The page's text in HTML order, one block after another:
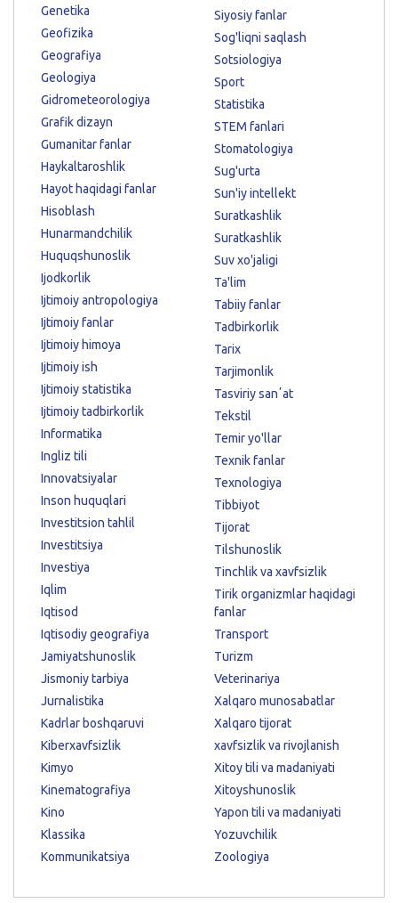
Genetika
Geofizika
Geografiya
Geologiya
Gidrometeorologiya
Grafik dizayn
Gumanitar fanlar
Haykaltaroshlik
Hayot haqidagi fanlar
Hisoblash
Hunarmandchilik
Huquqshunoslik
Ijodkorlik
Ijtimoiy antropologiya
Ijtimoiy fanlar
Ijtimoiy himoya
Ijtimoiy ish
Ijtimoiy statistika
Ijtimoiy tadbirkorlik
Informatika
Ingliz tili
Innovatsiyalar
Inson huquqlari
Investitsion tahlil
Investitsiya
Investiya
Iqlim
Iqtisod
Iqtisodiy geografiya
Jamiyatshunoslik
Jismoniy tarbiya
Jurnalistika
Kadrlar boshqaruvi
Kiberxavfsizlik
Kimyo
Kinematografiya
Kino
Klassika
Kommunikatsiya
Siyosiy fanlar
Sog'liqni saqlash
Sotsiologiya
Sport
Statistika
STEM fanlari
Stomatologiya
Sug'urta
Sun'iy intellekt
Suratkashlik
Suratkashlik
Suv xo'jaligi
Ta'lim
Tabiiy fanlar
Tadbirkorlik
Tarix
Tarjimonlik
Tasviriy sanʼat
Tekstil
Temir yo'llar
Texnik fanlar
Texnologiya
Tibbiyot
Tijorat
Tilshunoslik
Tinchlik va xavfsizlik
Tirik organizmlar haqidagi
fanlar
Transport
Turizm
Veterinariya
Xalqaro munosabatlar
Xalqaro tijorat
xavfsizlik va rivojlanish
Xitoy tili va madaniyati
Xitoyshunoslik
Yapon tili va madaniyati
Yozuvchilik
Zoologiya